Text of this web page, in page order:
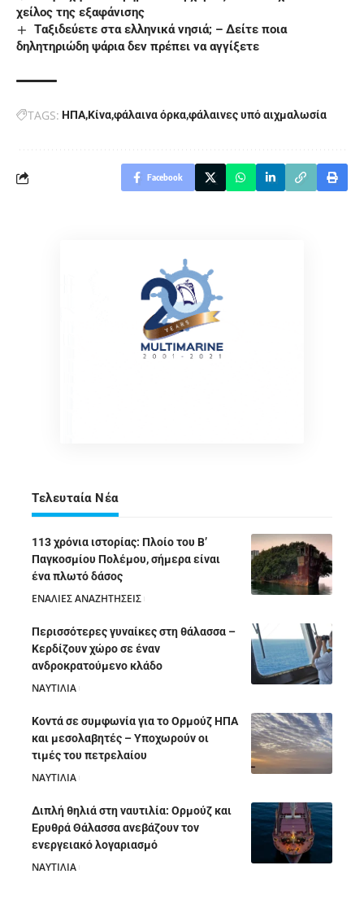
χείλος της εξαφάνισης
Tαξιδεύετε στα ελληνικά νησιά; – Δείτε ποια
δηλητηριώδη ψάρια δεν πρέπει να αγγίξετε
TAGS: ΗΠΑΚίναφάλαινα όρκαφάλαινες υπό αιχμαλωσία
Facebook
Τελευταία Νέα
113 χρόνια ιστορίας: Πλοίο του Β’
Παγκοσμίου Πολέμου, σήμερα είναι
ένα πλωτό δάσος
ΕΝΑΛΙΕΣ ΑΝΑΖΗΤΗΣΕΙΣ
Περισσότερες γυναίκες στη θάλασσα –
Κερδίζουν χώρο σε έναν
ανδροκρατούμενο κλάδο
ΝΑΥΤΙΛΙΑ
Κοντά σε συμφωνία για το Ορμούζ ΗΠΑ
και μεσολαβητές – Υποχωρούν οι
τιμές του πετρελαίου
ΝΑΥΤΙΛΙΑ
Διπλή θηλιά στη ναυτιλία: Ορμούζ και
Ερυθρά Θάλασσα ανεβάζουν τον
ενεργειακό λογαριασμό
ΝΑΥΤΙΛΙΑ